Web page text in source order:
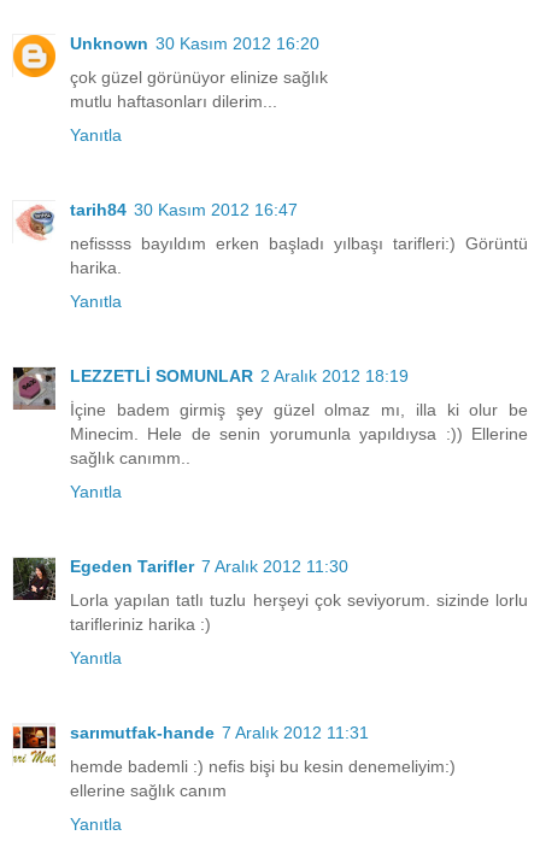
Unknown 30 Kasım 2012 16:20
çok güzel görünüyor elinize sağlık
mutlu haftasonları dilerim...
Yanıtla
tarih84 30 Kasım 2012 16:47
nefissss bayıldım erken başladı yılbaşı tarifleri:) Görüntü
harika.
Yanıtla
LEZZETLİ SOMUNLAR 2 Aralık 2012 18:19
İçine badem girmiş şey güzel olmaz mı, illa ki olur be
Minecim. Hele de senin yorumunla yapıldıysa :)) Ellerine
sağlık canımm..
Yanıtla
Egeden Tarifler 7 Aralık 2012 11:30
Lorla yapılan tatlı tuzlu herşeyi çok seviyorum. sizinde lorlu
tarifleriniz harika :)
Yanıtla
sarımutfak-hande 7 Aralık 2012 11:31
hemde bademli :) nefis bişi bu kesin denemeliyim:)
ellerine sağlık canım
Yanıtla